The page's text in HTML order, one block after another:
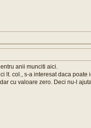
anii munciti aici.
lt. col., s-a interesat daca
cu valoare zero. Deci nu-l